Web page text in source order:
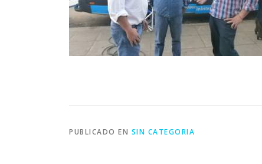
PUBLICADO EN SIN CATEGORIA